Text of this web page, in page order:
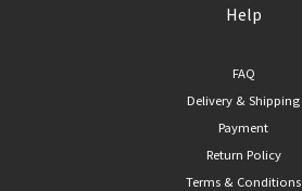
Help
FAQ
Delivery & Shipping
Payment
Return Policy
Terms & Conditions